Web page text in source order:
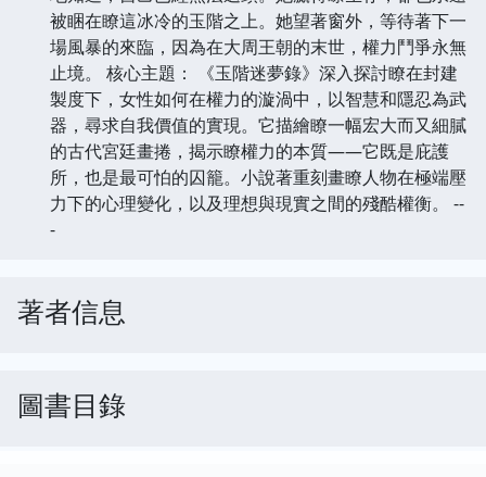
被睏在瞭這冰冷的玉階之上。她望著窗外，等待著下一
場風暴的來臨，因為在大周王朝的末世，權力鬥爭永無
止境。 核心主題： 《玉階迷夢錄》深入探討瞭在封建
製度下，女性如何在權力的漩渦中，以智慧和隱忍為武
器，尋求自我價值的實現。它描繪瞭一幅宏大而又細膩
的古代宮廷畫捲，揭示瞭權力的本質——它既是庇護
所，也是最可怕的囚籠。小說著重刻畫瞭人物在極端壓
力下的心理變化，以及理想與現實之間的殘酷權衡。 --
-
著者信息
圖書目錄